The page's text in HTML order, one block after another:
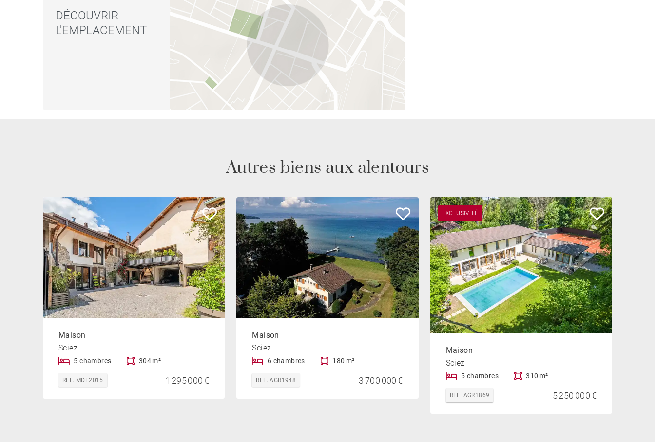
DÉCOUVRIR
L'EMPLACEMENT
Autres biens aux alentours
Maison
Sciez
5 chambres 304 m²
REF. MDE2015 1 295 000 €
Maison
Sciez
6 chambres 180 m²
REF. AGR1948 3 700 000 €
EXCLUSIVITÉ
Maison
Sciez
5 chambres 310 m²
REF. AGR1869 5 250 000 €